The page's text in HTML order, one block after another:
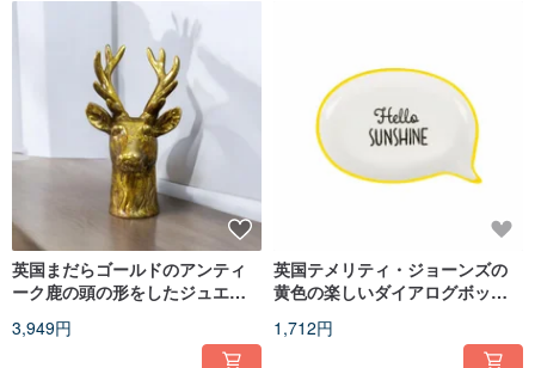
英国まだらゴールドのアンティ
ーク鹿の頭の形をしたジュエリ
リングラック
3,949円
英国テメリティ・ジョーンズの
黄色の楽しいダイアログボック
レージプレート/ディナープレー
1,712円